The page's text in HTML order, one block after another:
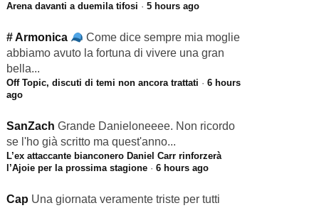
Arena davanti a duemila tifosi · 5 hours ago
# Armonica
Come dice sempre mia moglie
abbiamo avuto la fortuna di vivere una gran
bella...
Off Topic, discuti di temi non ancora trattati · 6 hours
ago
SanZach Grande Danieloneeee. Non ricordo
se l'ho già scritto ma quest'anno...
L’ex attaccante bianconero Daniel Carr rinforzerà
l’Ajoie per la prossima stagione · 6 hours ago
Cap Una giornata veramente triste per tutti